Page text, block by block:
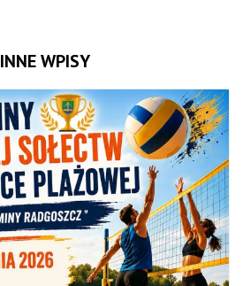
INNE WPISY